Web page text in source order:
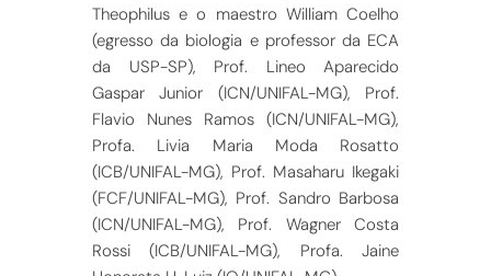
Theophilus e o maestro William Coelho
(egresso da biologia e professor da ECA
da USP-SP), Prof. Lineo Aparecido
Gaspar Junior (ICN/UNIFAL-MG), Prof.
Flavio Nunes Ramos (ICN/UNIFAL-MG),
Profa. Livia Maria Moda Rosatto
(ICB/UNIFAL-MG), Prof. Masaharu Ikegaki
(FCF/UNIFAL-MG), Prof. Sandro Barbosa
(ICN/UNIFAL-MG), Prof. Wagner Costa
Rossi (ICB/UNIFAL-MG), Profa. Jaine